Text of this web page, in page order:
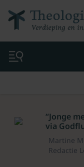
“Jonge
via
Martine
Redactie